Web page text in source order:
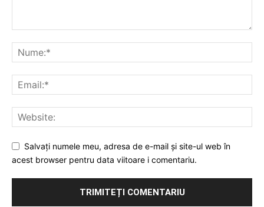
Salvați numele meu, adresa de e-mail și site-ul web în
acest browser pentru data viitoare i comentariu.